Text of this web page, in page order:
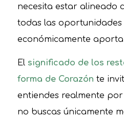
necesita estar alineado
todas las
económicamente
El significado de los
forma de Corazón te
entiendes realmente
no buscas únicamente